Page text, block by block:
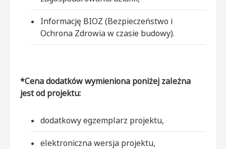
Informację BIOZ (Bezpieczeństwo i
Ochrona Zdrowia w czasie budowy).
*Cena dodatków wymieniona poniżej zależna
jest od projektu:
dodatkowy egzemplarz projektu,
elektroniczna wersja projektu,